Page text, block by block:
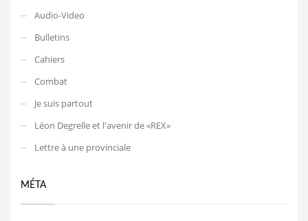
Audio-Video
Bulletins
Cahiers
Combat
Je suis partout
Léon Degrelle et l'avenir de «REX»
Lettre à une provinciale
MÉTA